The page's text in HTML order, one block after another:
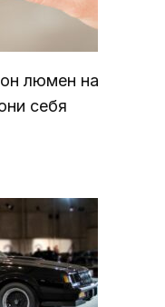
люмен на
себя